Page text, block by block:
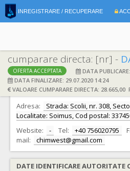
INREGISTRARE / RECUPERARE
cumparare directa: [nr] -
OFERTA ACCEPTATA
DATA
DATA FINALIZARE: 29.07.2020 14:24
VALOARE CUMPARARE DIRECTA:
DATE IDENTIFICARE OFERTANT
Ofertant: S.C. CHIMWEST S.R.L.
Adresa:
Strada: Scolii, nr. 308,
Localitate: Soimus, Cod postal:
Website:
- Tel: +40 756020795
mail:
chimwest@gmail.com
DATE IDENTIFICARE AUTORITATE